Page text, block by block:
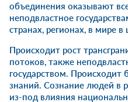
объединения оказывают
неподвластное
странах, регионах, в мире в
Происходит рост
потоков, также
государством. Происходит
знаний. Сознание людей в
из-под влияния